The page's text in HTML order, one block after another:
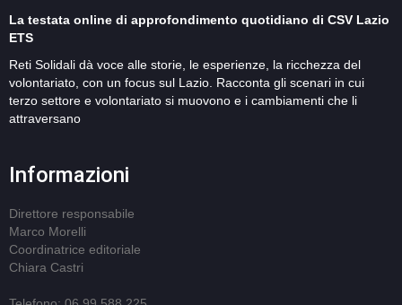
La testata online di approfondimento quotidiano di CSV Lazio
ETS
Reti Solidali dà voce alle storie, le esperienze, la ricchezza del
volontariato, con un focus sul Lazio. Racconta gli scenari in cui
terzo settore e volontariato si muovono e i cambiamenti che li
attraversano
Informazioni
Direttore responsabile
Marco Morelli
Coordinatrice editoriale
Chiara Castri